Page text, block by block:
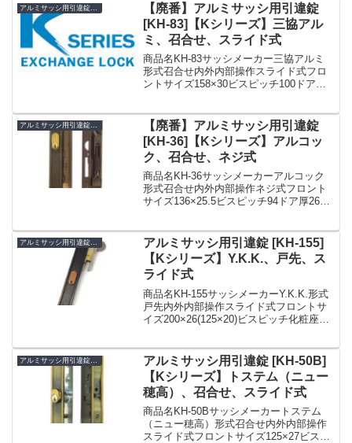
【廃番】アルミサッシ用引違錠
[KH-83]【Kシリーズ】三協アル
ミ、召合せ、スライド式
商品名KH-83サッシメーカー三協アルミ
形式召合せ内外内部操作スライド式フロ
ントサイズ158×30ビスピッチ100ドア厚
【廃番】アルミサッシ用引違錠
[KH-36]【Kシリーズ】アルコッ
ク、召合せ、ネジ式
商品名KH-36サッシメーカーアルコック
形式召合せ内外内部操作ネジ式フロント
サイズ136×25.5ビスピッチ94ドア厚26備
戸錠 引違錠...
アルミサッシ用引違錠 KH
アルミサッシ用引違錠 [KH-155]
【Kシリーズ】Y.K.K.、戸先、ス
ライド式
商品名KH-155サッシメーカーY.K.K.形式
戸先内外内部操作スライド式フロントサ
イズ200×26(125×20)ビスピッチ化粧座：
キー...
アルミサッシ用引違錠 [KH-50B]
【Kシリーズ】トステム（ニュー
穂高）、召合せ、スライド式
商品名KH-50Bサッシメーカートステム
（ニュー穂高）形式召合せ内外内部操作
スライド式フロントサイズ125×27ビスピ